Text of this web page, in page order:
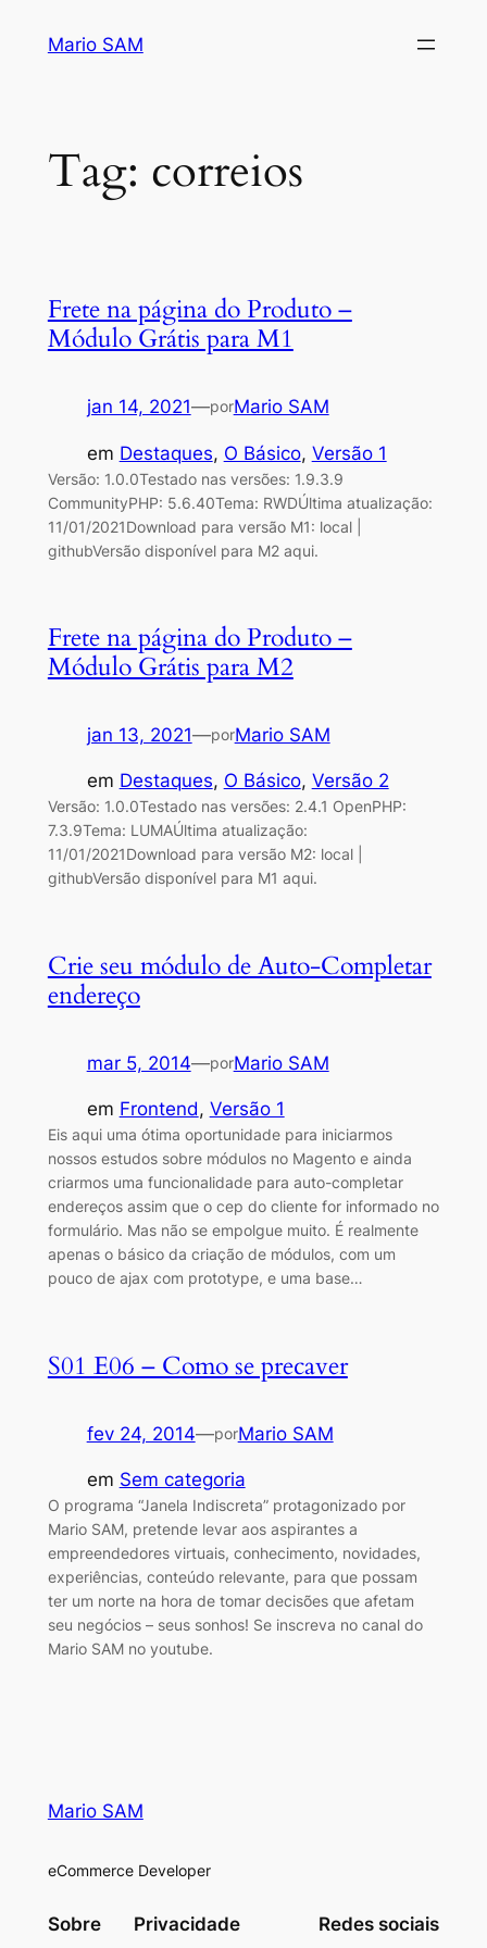
Mario SAM
Tag: correios
Frete na página do Produto –
Módulo Grátis para M1
jan 14, 2021—porMario SAM
em Destaques, O Básico, Versão 1
Versão: 1.0.0Testado nas versões: 1.9.3.9
CommunityPHP: 5.6.40Tema: RWDÚltima atualização:
11/01/2021Download para versão M1: local |
githubVersão disponível para M2 aqui.
Frete na página do Produto –
Módulo Grátis para M2
jan 13, 2021—porMario SAM
em Destaques, O Básico, Versão 2
Versão: 1.0.0Testado nas versões: 2.4.1 OpenPHP:
7.3.9Tema: LUMAÚltima atualização:
11/01/2021Download para versão M2: local |
githubVersão disponível para M1 aqui.
Crie seu módulo de Auto-Completar
endereço
mar 5, 2014—porMario SAM
em Frontend, Versão 1
Eis aqui uma ótima oportunidade para iniciarmos
nossos estudos sobre módulos no Magento e ainda
criarmos uma funcionalidade para auto-completar
endereços assim que o cep do cliente for informado no
formulário. Mas não se empolgue muito. É realmente
apenas o básico da criação de módulos, com um
pouco de ajax com prototype, e uma base…
S01 E06 – Como se precaver
fev 24, 2014—porMario SAM
em Sem categoria
O programa “Janela Indiscreta” protagonizado por
Mario SAM, pretende levar aos aspirantes a
empreendedores virtuais, conhecimento, novidades,
experiências, conteúdo relevante, para que possam
ter um norte na hora de tomar decisões que afetam
seu negócios – seus sonhos! Se inscreva no canal do
Mario SAM no youtube.
Mario SAM
eCommerce Developer
Sobre Privacidade Redes sociais